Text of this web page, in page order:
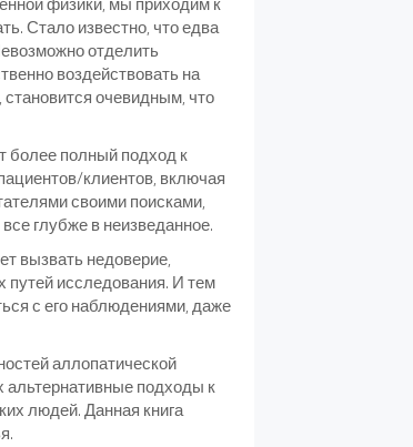
Стало известно, что едва
отделить
воздействовать на
очевидным, что
более полный подход к
клиентов, включая
своими поисками,
глубже в неизведанное.
вызвать недоверие,
исследования. И тем
с его наблюдениями, даже
аллопатической
подходы к
людей. Данная книга